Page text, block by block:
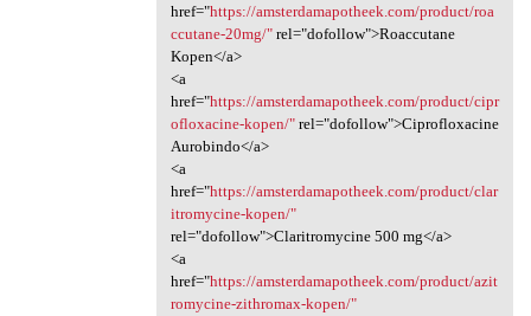
href="https://amsterdamapotheek.com/product/roa
ccutane-20mg/"rel="dofollow">Roaccutane
Kopen</a>
<a
href="https://amsterdamapotheek.com/product/cipr
ofloxacine-kopen/"rel="dofollow">Ciprofloxacine
Aurobindo</a>
<a
href="https://amsterdamapotheek.com/product/clar
itromycine-kopen/"
rel="dofollow">Claritromycine 500 mg</a>
<a
href="https://amsterdamapotheek.com/product/azit
romycine-zithromax-kopen/"